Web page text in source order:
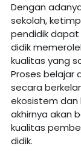
Dengan
sekolah,
pendidik dapat
didik
kualitas yang
Proses belajar
secara
ekosistem dan
akhirnya akan
kualitas
didik.